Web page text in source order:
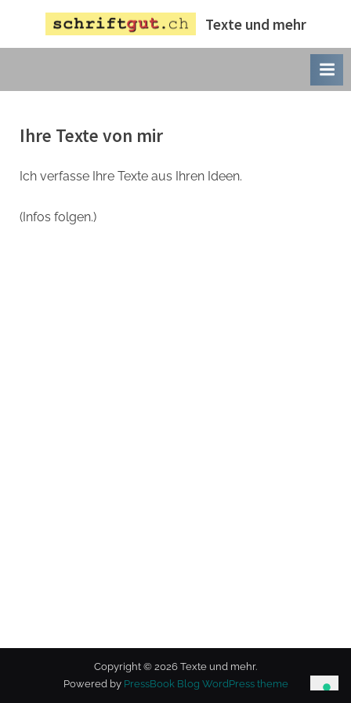
Texte und mehr
Ihre Texte von mir
Ich verfasse Ihre Texte aus Ihren Ideen.
(Infos folgen.)
Copyright © 2026 Texte und mehr.
Powered by PressBook Blog WordPress theme